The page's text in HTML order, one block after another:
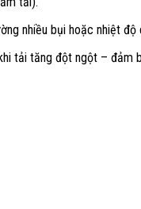
nhiều bụi hoặc nhiệt độ
tải tăng đột ngột – đảm